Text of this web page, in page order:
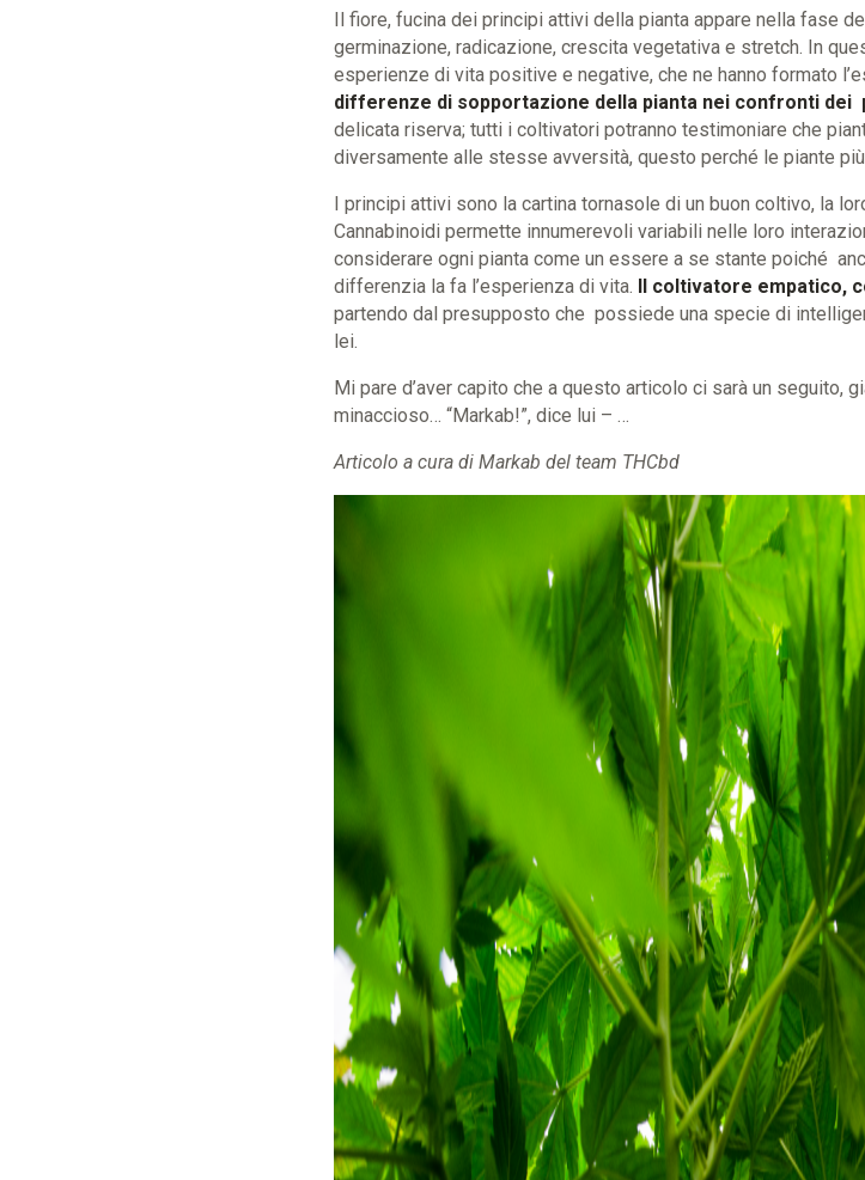
Il fiore, fucina dei principi attivi della pianta appare nella fase
germinazione, radicazione, crescita vegetativa e stretch. In
esperienze di vita positive e negative, che ne hanno formato
differenze di sopportazione della pianta nei confronti dei
delicata riserva; tutti i coltivatori potranno testimoniare che
diversamente alle stesse avversità, questo perché le piante
I principi attivi sono la cartina tornasole di un buon coltivo, la
Cannabinoidi permette innumerevoli variabili nelle loro
considerare ogni pianta come un essere a se stante poiché
differenzia la fa l’esperienza di vita. Il coltivatore empatico,
partendo dal presupposto che possiede una specie di
lei.
Mi pare d’aver capito che a questo articolo ci sarà un seguito,
minaccioso… “Markab!”, dice lui – …
Articolo a cura di Markab del team THCbd